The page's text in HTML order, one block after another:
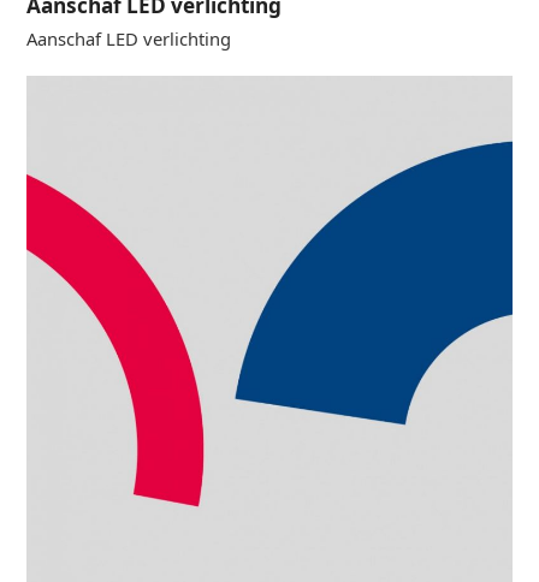
Aanschaf LED verlichting